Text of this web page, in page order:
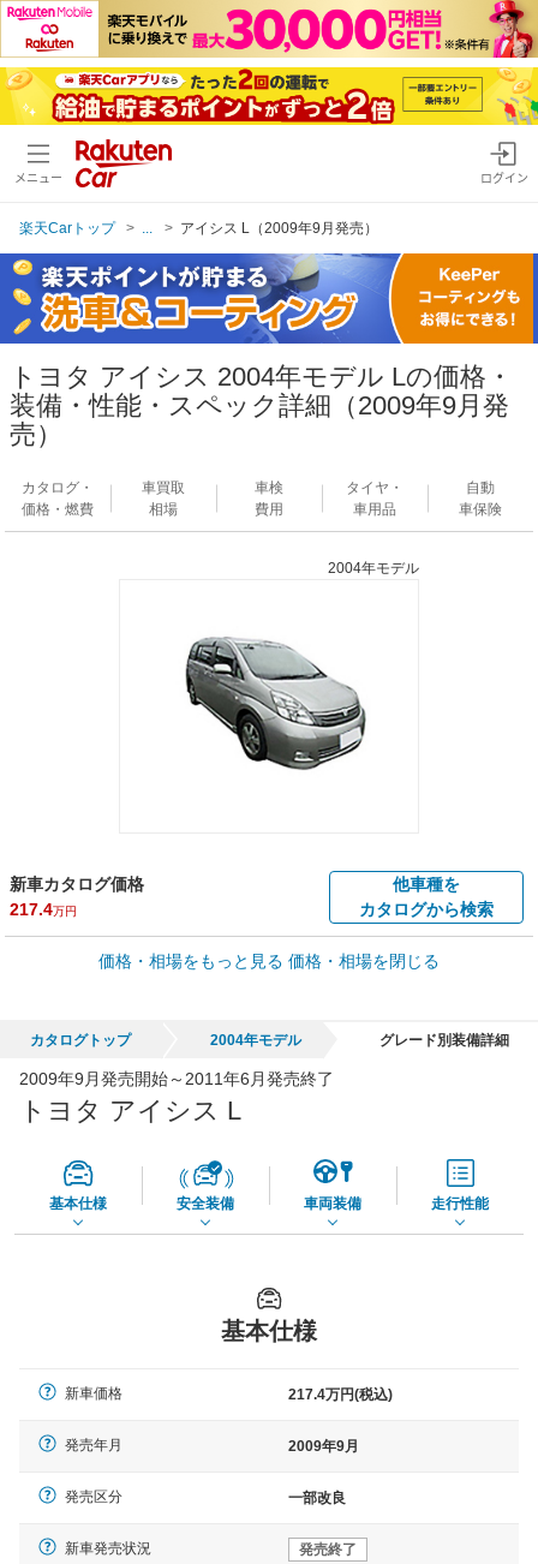
メニュー ログイン
楽天Carトップ アイシス L（2009年9月発売）
トヨタ アイシス 2004年モデル Lの価格・
装備・性能・スペック詳細（2009年9月発
売）
カタログ・
価格・燃費
車買取
相場
車検
費用
タイヤ・
車用品
自動
車保険
2004年モデル
新車カタログ価格
217.4万円
他車種を
カタログから検索
車買取価格 *
車買取相場
65,050円
価格・相場をもっと見る 価格・相場を閉じる
カタログトップ 2004年モデル グレード別装備詳細
2009年9月発売開始～2011年6月発売終了
トヨタ アイシス L
基本仕様 安全装備 車両装備 走行性能
基本仕様
新車価格 217.4万円(税込)
発売年月 2009年9月
発売区分 一部改良
新車発売状況 発売終了